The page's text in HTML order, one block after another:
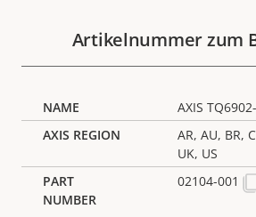
Artikelnummer zum
AXIS
AR, AU, BR,
UK, US
02104-001